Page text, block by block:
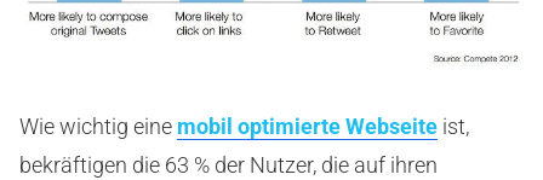
Wie wichtig eine mobil optimierte Webseite ist,
bekräftigen die 63 % der Nutzer, die auf ihren